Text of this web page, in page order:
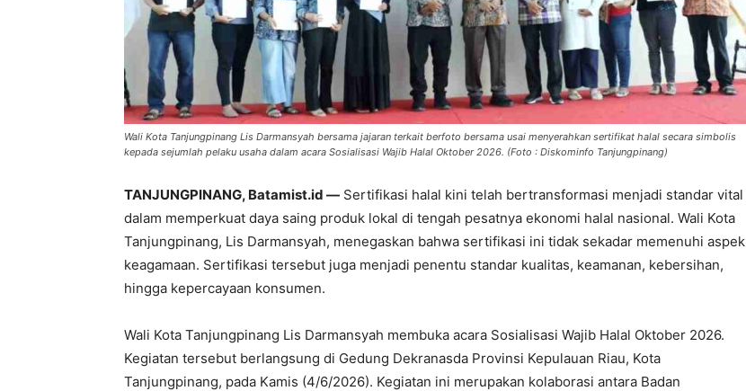
Wali Kota Tanjungpinang Lis Darmansyah bersama jajaran terkait berfoto bersama usai menyerahkan sertifikat halal secara simbolis
kepada sejumlah pelaku usaha dalam acara Sosialisasi Wajib Halal Oktober 2026. (Foto : Diskominfo Tanjungpinang)
TANJUNGPINANG, Batamist.id — Sertifikasi halal kini telah bertransformasi menjadi standar vital
dalam memperkuat daya saing produk lokal di tengah pesatnya ekonomi halal nasional. Wali Kota
Tanjungpinang, Lis Darmansyah, menegaskan bahwa sertifikasi ini tidak sekadar memenuhi aspek
keagamaan. Sertifikasi tersebut juga menjadi penentu standar kualitas, keamanan, kebersihan,
hingga kepercayaan konsumen.
Wali Kota Tanjungpinang Lis Darmansyah membuka acara Sosialisasi Wajib Halal Oktober 2026.
Kegiatan tersebut berlangsung di Gedung Dekranasda Provinsi Kepulauan Riau, Kota
Tanjungpinang, pada Kamis (4/6/2026). Kegiatan ini merupakan kolaborasi antara Badan